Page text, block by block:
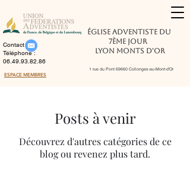
Église Adventiste du
7ème Jour
Lyon Monts d'Or
1 rue du Pont 69660 Collonges-au-Mont-d'Or
Contact :
Téléphone :
06.49.93.82.86
ESPACE MEMBRES
Posts à venir
Découvrez d'autres catégories de ce
blog ou revenez plus tard.